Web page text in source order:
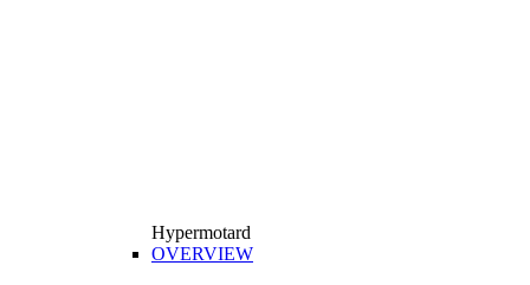
Hypermotard
OVERVIEW